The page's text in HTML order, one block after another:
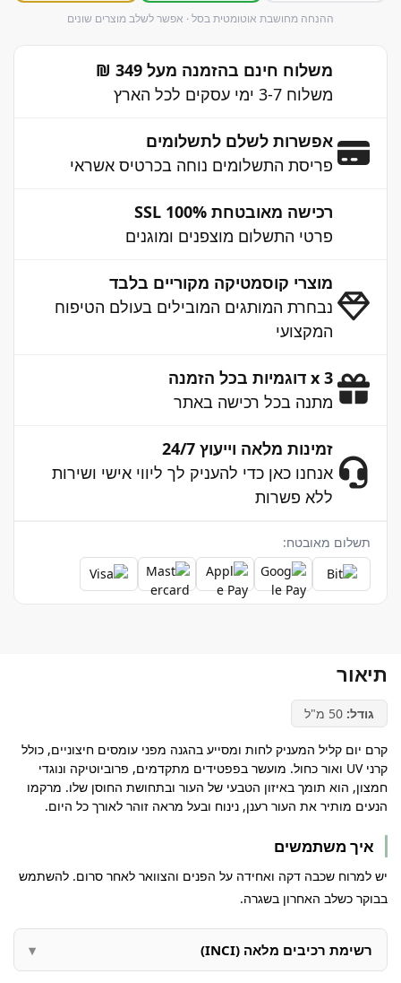
ההנחה מחושבת אוטומטית בסל · אפשר לשלב מוצרים שונים
משלוח חינם בהזמנה מעל 349 ₪
משלוח 3-7 ימי עסקים לכל הארץ
אפשרות לשלם לתשלומים
פריסת התשלומים נוחה בכרטיס אשראי
רכישה מאובטחת 100% SSL
פרטי התשלום מוצפנים ומוגנים
מוצרי קוסמטיקה מקוריים בלבד
נבחרת המותגים המובילים בעולם הטיפוח
המקצועי
3 x דוגמיות בכל הזמנה
מתנה בכל רכישה באתר
זמינות מלאה וייעוץ 24/7
אנחנו כאן כדי להעניק לך ליווי אישי ושירות
ללא פשרות
תשלום מאובטח:
תיאור
גודל: 50 מ"ל
קרם יום קליל המעניק לחות ומסייע בהגנה מפני עומסים חיצוניים, כולל
קרני UV ואור כחול. מועשר בפפטידים מתקדמים, פרוביוטיקה ונוגדי
חמצון, הוא תומך באיזון הטבעי של העור ובתחושת החוסן שלו. מרקמו
הנעים מותיר את העור רענן, נינוח ובעל מראה זוהר לאורך כל היום.
איך משתמשים
יש למרוח שכבה דקה ואחידה על הפנים והצוואר לאחר סרום. להשתמש
בבוקר כשלב האחרון בשגרה.
רשימת רכיבים מלאה (INCI)